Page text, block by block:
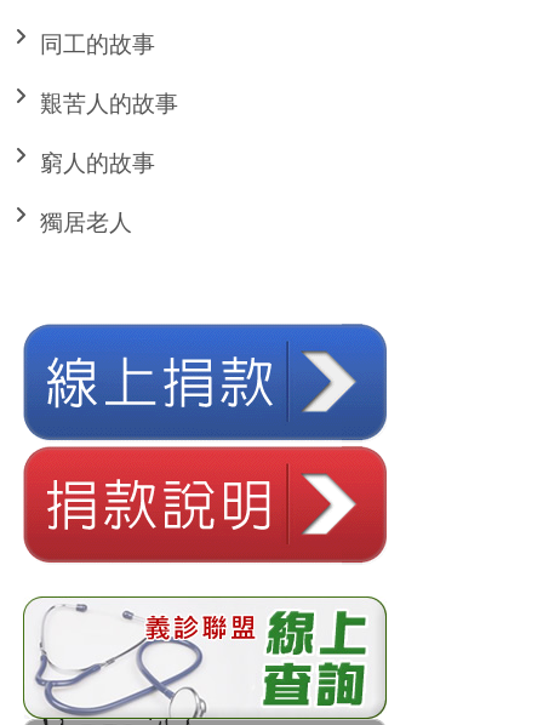
同工的故事
艱苦人的故事
窮人的故事
獨居老人